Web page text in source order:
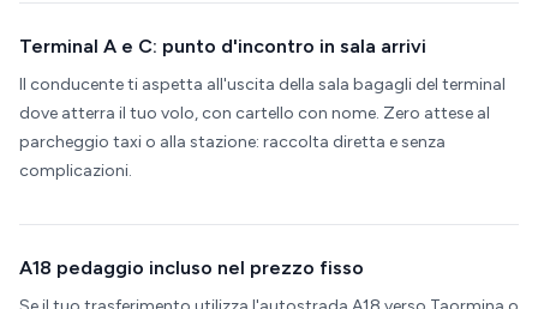
Terminal A e C: punto d'incontro in sala arrivi
Il conducente ti aspetta all'uscita della sala bagagli del terminal
dove atterra il tuo volo, con cartello con nome. Zero attese al
parcheggio taxi o alla stazione: raccolta diretta e senza
complicazioni.
A18 pedaggio incluso nel prezzo fisso